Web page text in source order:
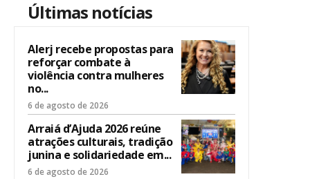
Últimas notícias
Alerj recebe propostas para
reforçar combate à
violência contra mulheres
no...
6 de agosto de 2026
Arraiá d’Ajuda 2026 reúne
atrações culturais, tradição
junina e solidariedade em...
6 de agosto de 2026